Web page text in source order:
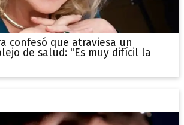
confesó que atraviesa un
de salud: "Es muy difícil la